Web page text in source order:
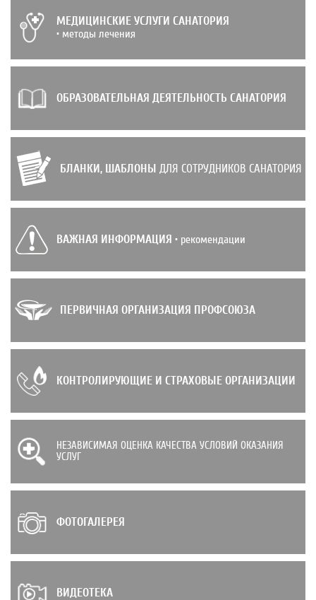
МЕДИЦИНСКИЕ УСЛУГИ САНАТОРИЯ
• методы лечения
ОБРАЗОВАТЕЛЬНАЯ ДЕЯТЕЛЬНОСТЬ САНАТОРИЯ
БЛАНКИ, ШАБЛОНЫ ДЛЯ СОТРУДНИКОВ САНАТОРИЯ
ВАЖНАЯ ИНФОРМАЦИЯ • рекомендации
ПЕРВИЧНАЯ ОРГАНИЗАЦИЯ ПРОФСОЮЗА
КОНТРОЛИРУЮЩИЕ И СТРАХОВЫЕ ОРГАНИЗАЦИИ
НЕЗАВИСИМАЯ ОЦЕНКА КАЧЕСТВА УСЛОВИЙ ОКАЗАНИЯ
УСЛУГ
ФОТОГАЛЕРЕЯ
ВИДЕОТЕКА